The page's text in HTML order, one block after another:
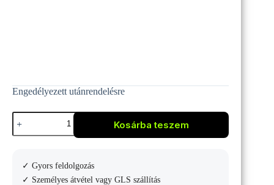
Engedélyezett utánrendelésre
Court
Royal
Eredményjelző
székre
mennyiség
Kosárba teszem
✓ Gyors feldolgozás
✓ Személyes átvétel vagy GLS szállítás